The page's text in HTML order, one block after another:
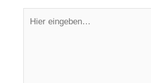
eingeben…